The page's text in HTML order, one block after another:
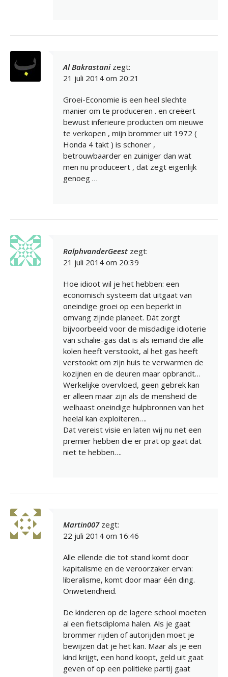
Al Bakrastani zegt:
21 juli 2014 om 20:21
Groei-Economie is een heel slechte
manier om te produceren . en creëert
bewust inferieure producten om nieuwe
te verkopen , mijn brommer uit 1972 (
Honda 4 takt ) is schoner ,
betrouwbaarder en zuiniger dan wat
men nu produceert , dat zegt eigenlijk
genoeg …
RalphvanderGeest zegt:
21 juli 2014 om 20:39
Hoe idioot wil je het hebben: een
economisch systeem dat uitgaat van
oneindige groei op een beperkt in
omvang zijnde planeet. Dát zorgt
bijvoorbeeld voor de misdadige idioterie
van schalie-gas dat is als iemand die alle
kolen heeft verstookt, al het gas heeft
verstookt om zijn huis te verwarmen de
kozijnen en de deuren maar opbrandt…
Werkelijke overvloed, geen gebrek kan
er alleen maar zijn als de mensheid de
welhaast oneindige hulpbronnen van het
heelal kan exploiteren….
Dat vereist visie en laten wij nu net een
premier hebben die er prat op gaat dat
niet te hebben….
Martin007 zegt:
22 juli 2014 om 16:46
Alle ellende die tot stand komt door
kapitalisme en de veroorzaker ervan:
liberalisme, komt door maar één ding.
Onwetendheid.
De kinderen op de lagere school moeten
al een fietsdiploma halen. Als je gaat
brommer rijden of autorijden moet je
bewijzen dat je het kan. Maar als je een
kind krijgt, een hond koopt, geld uit gaat
geven of op een politieke partij gaat